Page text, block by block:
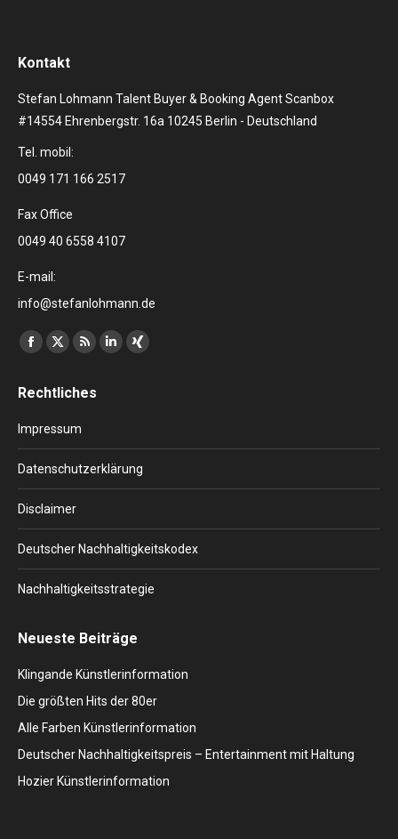
Kontakt
Stefan Lohmann Talent Buyer & Booking Agent Scanbox
#14554 Ehrenbergstr. 16a 10245 Berlin - Deutschland
Tel. mobil:
0049 171 166 2517
Fax Office
0049 40 6558 4107
E-mail:
info@stefanlohmann.de
Finden Sie uns auf:
Facebook
opens
new
window
X
opens
new
window
RSS
opens
new
window
Linkedin
new
window
XING
new
window
Rechtliches
Impressum
Datenschutzerklärung
Disclaimer
Deutscher Nachhaltigkeitskodex
Nachhaltigkeitsstrategie
Neueste Beiträge
Klingande Künstlerinformation
Die größten Hits der 80er
Alle Farben Künstlerinformation
Deutscher Nachhaltigkeitspreis – Entertainment mit Haltung
Hozier Künstlerinformation